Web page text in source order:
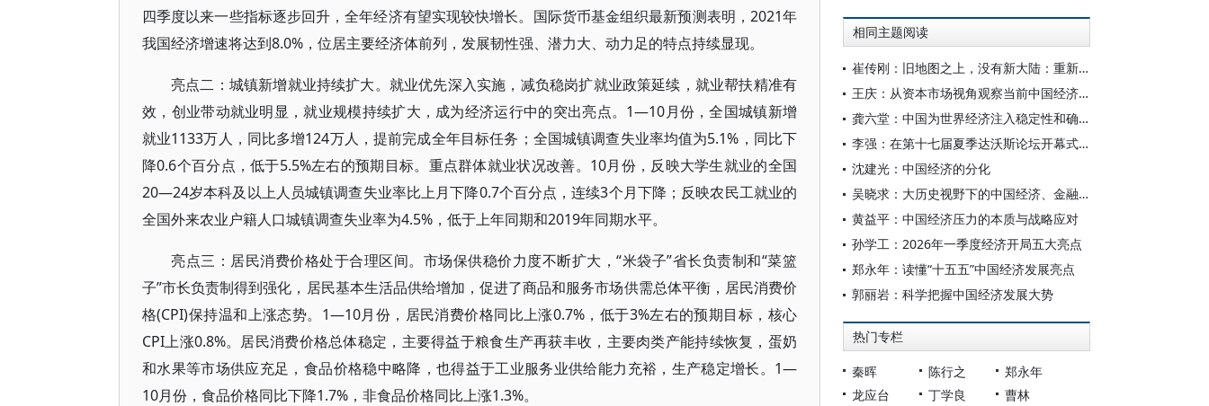
四季度以来一些指标逐步回升，全年经济有望实现较快增长。国际货币基金组织最新预测表明，2021年
我国经济增速将达到8.0%，位居主要经济体前列，发展韧性强、潜力大、动力足的特点持续显现。
亮点二：城镇新增就业持续扩大。就业优先深入实施，减负稳岗扩就业政策延续，就业帮扶精准有
效，创业带动就业明显，就业规模持续扩大，成为经济运行中的突出亮点。1—10月份，全国城镇新增
就业1133万人，同比多增124万人，提前完成全年目标任务；全国城镇调查失业率均值为5.1%，同比下
降0.6个百分点，低于5.5%左右的预期目标。重点群体就业状况改善。10月份，反映大学生就业的全国
20—24岁本科及以上人员城镇调查失业率比上月下降0.7个百分点，连续3个月下降；反映农民工就业的
全国外来农业户籍人口城镇调查失业率为4.5%，低于上年同期和2019年同期水平。
亮点三：居民消费价格处于合理区间。市场保供稳价力度不断扩大，“米袋子”省长负责制和“菜篮
子”市长负责制得到强化，居民基本生活品供给增加，促进了商品和服务市场供需总体平衡，居民消费价
格(CPI)保持温和上涨态势。1—10月份，居民消费价格同比上涨0.7%，低于3%左右的预期目标，核心
CPI上涨0.8%。居民消费价格总体稳定，主要得益于粮食生产再获丰收，主要肉类产能持续恢复，蛋奶
和水果等市场供应充足，食品价格稳中略降，也得益于工业服务业供给能力充裕，生产稳定增长。1—
10月份，食品价格同比下降1.7%，非食品价格同比上涨1.3%。
相同主题阅读
崔传刚：旧地图之上，没有新大陆：重新理解中国经济的范式跃迁
王庆：从资本市场视角观察当前中国经济的结构特征
龚六堂：中国为世界经济注入稳定性和确定性
李强：在第十七届夏季达沃斯论坛开幕式上的致辞
沈建光：中国经济的分化
吴晓求：大历史视野下的中国经济、金融和资本市场
黄益平：中国经济压力的本质与战略应对
孙学工：2026年一季度经济开局五大亮点
郑永年：读懂“十五五”中国经济发展亮点
郭丽岩：科学把握中国经济发展大势
热门专栏
秦晖 陈行之
郑永年
龙应台
丁学良
曹林